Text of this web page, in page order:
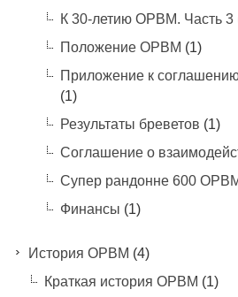
К 30-летию ОРВМ. Часть 3
Положение ОРВМ (1)
Приложение к
(1)
Результаты бреветов (1)
Соглашение о
Супер рандонне 600
Финансы (1)
История ОРВМ (4)
Краткая история ОРВМ (1)